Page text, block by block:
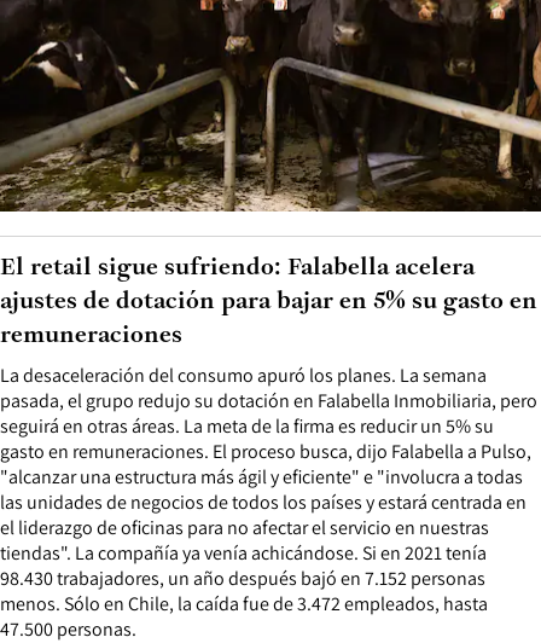
La desaceleración del consumo apuró los planes. La semana
pasada, el grupo redujo su dotación en Falabella Inmobiliaria, pero
seguirá en otras áreas. La meta de la firma es reducir un 5% su
gasto en remuneraciones. El proceso busca, dijo Falabella a Pulso,
"alcanzar una estructura más ágil y eficiente" e "involucra a todas
las unidades de negocios de todos los países y estará centrada en
el liderazgo de oficinas para no afectar el servicio en nuestras
tiendas". La compañía ya venía achicándose. Si en 2021 tenía
98.430 trabajadores, un año después bajó en 7.152 personas
menos. Sólo en Chile, la caída fue de 3.472 empleados, hasta
47.500 personas.
El retail sigue sufriendo: Falabella acelera
ajustes de dotación para bajar en 5% su gasto en
remuneraciones